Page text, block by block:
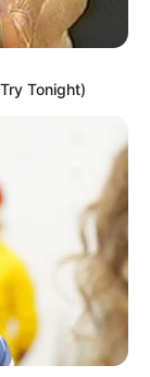
Tonight)